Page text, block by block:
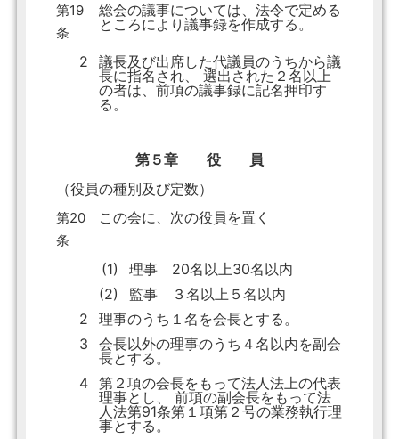
第19
条
総会の議事については、法令で定める
ところにより議事録を作成する。
2
議長及び出席した代議員のうちから議
長に指名され、 選出された２名以上
の者は、前項の議事録に記名押印す
る。
第５章 役 員
（役員の種別及び定数）
第20
条
この会に、次の役員を置く
(1)
理事 20名以上30名以内
(2)
監事 ３名以上５名以内
2
理事のうち１名を会長とする。
3
会長以外の理事のうち４名以内を副会
長とする。
4
第２項の会長をもって法人法上の代表
理事とし、 前項の副会長をもって法
人法第91条第１項第２号の業務執行理
事とする。